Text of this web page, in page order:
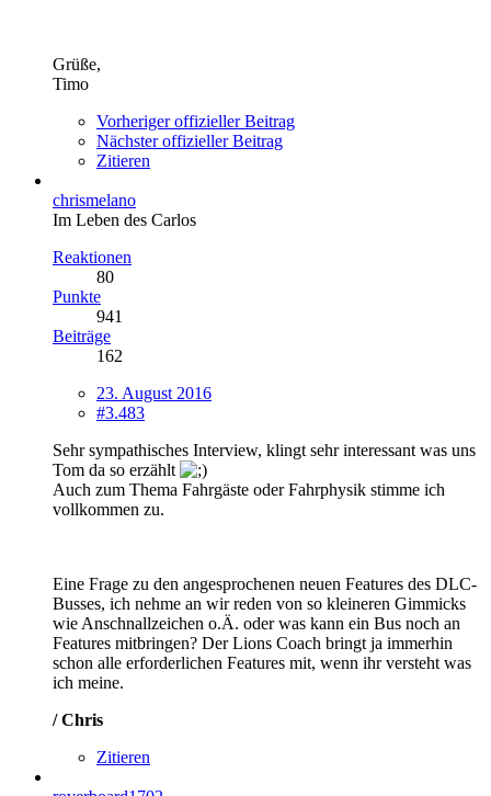
Grüße,
Timo
Vorheriger offizieller Beitrag
Nächster offizieller Beitrag
Zitieren
chrismelano
Im Leben des Carlos
Reaktionen
80
Punkte
941
Beiträge
162
23. August 2016
#3.483
Sehr sympathisches Interview, klingt sehr interessant was uns
Tom da so erzählt
Auch zum Thema Fahrgäste oder Fahrphysik stimme ich
vollkommen zu.
Eine Frage zu den angesprochenen neuen Features des DLC-
Busses, ich nehme an wir reden von so kleineren Gimmicks
wie Anschnallzeichen o.Ä. oder was kann ein Bus noch an
Features mitbringen? Der Lions Coach bringt ja immerhin
schon alle erforderlichen Features mit, wenn ihr versteht was
ich meine.
/ Chris
Zitieren